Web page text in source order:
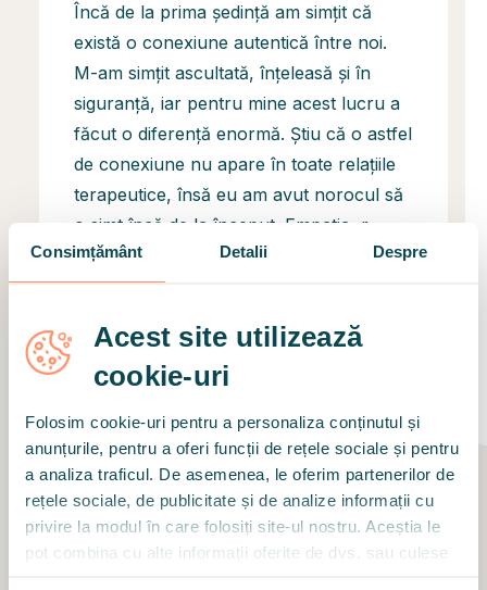
Consimțământ Detalii Despre
Acest site utilizează
cookie-uri
Folosim cookie-uri pentru a personaliza conținutul și
anunțurile, pentru a oferi funcții de rețele sociale și pentru
a analiza traficul. De asemenea, le oferim partenerilor de
rețele sociale, de publicitate și de analize informații cu
privire la modul în care folosiți site-ul nostru. Aceștia le
pot combina cu alte informații oferite de dvs. sau culese
Încă de la prima ședință am simțit că
există o conexiune autentică între noi.
M-am simțit ascultată, înțeleasă și în
siguranță, iar pentru mine acest lucru a
făcut o diferență enormă. Știu că o astfel
de conexiune nu apare în toate relațiile
terapeutice, însă eu am avut norocul să
o simt încă de la început. Empatia, r...
Recenzia a fost scrisă după o lungă perioadă
Psihoterapeut. Ședințele de terapie s-au
concentrat pe diverse subiecte, precum
anxietate, stres și încă 5